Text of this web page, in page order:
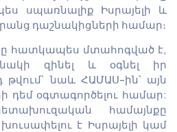
սպառնալիք Իսրայելի և
դաշնակիցների համար։
հատկապես մտահոգված է,
զինել և օգնել իր
թվում՝ նաև ՀԱՄԱՍ-ին՝ այն
դեմ օգտագործելու համար:
համայնքը
է Իսրայելի կամ